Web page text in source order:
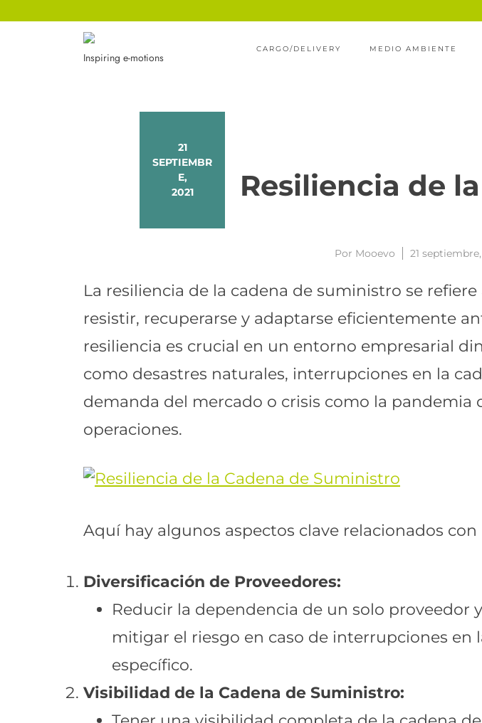
Inspiring e-motions
CARGO/DELIVERY MEDIO AMBIENTE
21
SEPTIEMBR
E,
2021
Resiliencia de
Por Mooevo 21 septiembre,
La resiliencia de la cadena de suministro se
resistir, recuperarse y adaptarse eficientemente
resiliencia es crucial en un entorno empresarial
como desastres naturales, interrupciones en la
demanda del mercado o crisis como la pandemia
operaciones.
Aquí hay algunos aspectos clave relacionados
Diversificación de Proveedores:
Reducir la dependencia de un solo proveedor
mitigar el riesgo en caso de interrupciones
específico.
Visibilidad de la Cadena de Suministro: